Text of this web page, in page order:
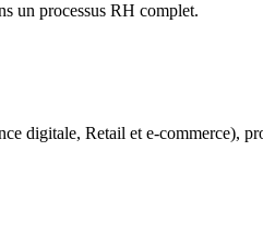
un processus RH complet.
digitale, Retail et e-commerce),